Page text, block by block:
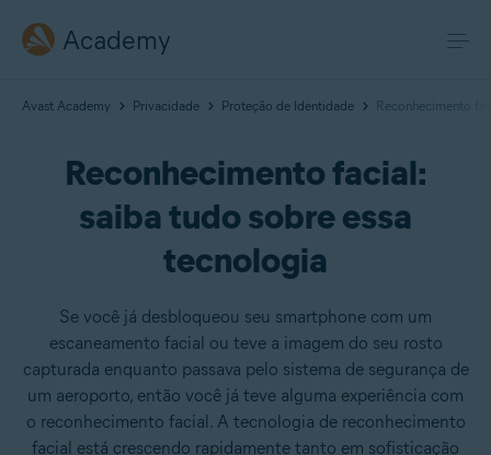
Academy
Avast Academy Privacidade Proteção de Identidade Reconhecimento
Reconhecimento facial:
saiba tudo sobre essa
tecnologia
Se você já desbloqueou seu smartphone com um
escaneamento facial ou teve a imagem do seu rosto
capturada enquanto passava pelo sistema de segurança de
um aeroporto, então você já teve alguma experiência com
o reconhecimento facial. A tecnologia de reconhecimento
facial está crescendo rapidamente tanto em sofisticação